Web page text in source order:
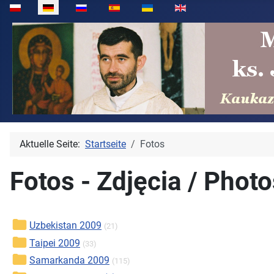
Sprache auswählen
Aktuelle Seite: Startseite Fotos
Fotos - Zdjęcia /
Uzbekistan 2009 (21)
Taipei 2009 (33)
Samarkanda 2009 (115)